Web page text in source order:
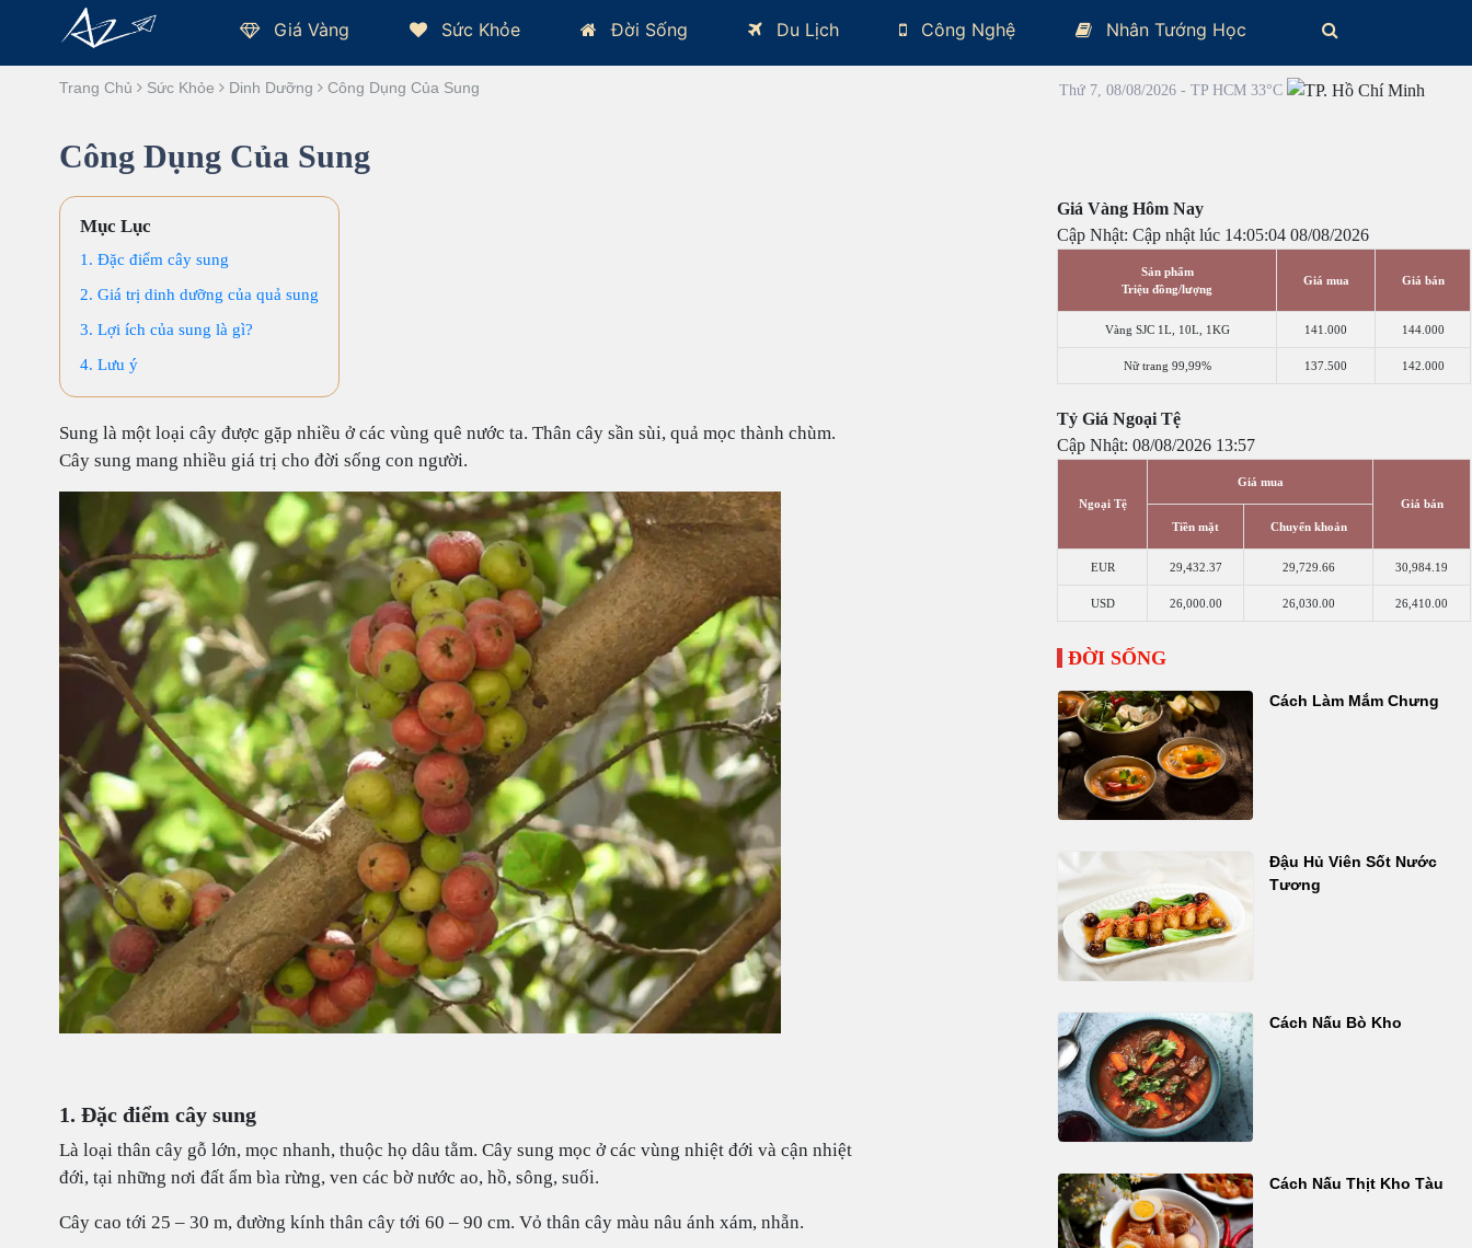
Giá Vàng Sức Khỏe Đời Sống Du Lịch Công Nghệ Nhân Tướng Học
Trang Chủ Sức Khỏe Dinh Dưỡng Công Dụng Của Sung Thứ 7, 08/08/2026 - TP HCM 33°C
Công Dụng Của Sung
Mục Lục
1. Đặc điểm cây sung
2. Giá trị dinh dưỡng của quả sung
3. Lợi ích của sung là gì?
4. Lưu ý
Sung là một loại cây được gặp nhiều ở các vùng quê nước ta. Thân cây sần sùi, quả mọc thành chùm.
Cây sung mang nhiều giá trị cho đời sống con người.
1. Đặc điểm cây sung
Là loại thân cây gỗ lớn, mọc nhanh, thuộc họ dâu tằm. Cây sung mọc ở các vùng nhiệt đới và cận nhiệt
đới, tại những nơi đất ẩm bìa rừng, ven các bờ nước ao, hồ, sông, suối.
Cây cao tới 25 – 30 m, đường kính thân cây tới 60 – 90 cm. Vỏ thân cây màu nâu ánh xám, nhẵn.
Giá Vàng Hôm Nay
Cập Nhật: Cập nhật lúc 14:05:04 08/08/2026
Sản phẩm
Triệu đồng/lượng
Giá mua Giá bán
Vàng SJC 1L, 10L, 1KG 141.000 144.000
Nữ trang 99,99% 137.500 142.000
Tỷ Giá Ngoại Tệ
Cập Nhật: 08/08/2026 13:57
Ngoại Tệ
Giá mua
Giá bán
Tiền mặt
Chuyển khoản
EUR 29,432.37 29,729.66 30,984.19
USD 26,000.00 26,030.00 26,410.00
ĐỜI SỐNG
Cách Làm Mắm Chưng
Đậu Hủ Viên Sốt Nước
Tương
Cách Nấu Bò Kho
Cách Nấu Thịt Kho Tàu